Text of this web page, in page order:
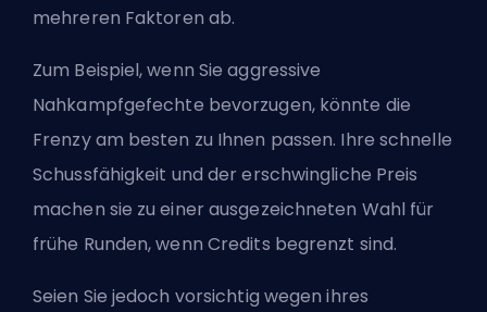
mehreren Faktoren ab.
Zum Beispiel, wenn Sie aggressive
Nahkampfgefechte bevorzugen, könnte die
Frenzy am besten zu Ihnen passen. Ihre schnelle
Schussfähigkeit und der erschwingliche Preis
machen sie zu einer ausgezeichneten Wahl für
frühe Runden, wenn Credits begrenzt sind.
Seien Sie jedoch vorsichtig wegen ihres